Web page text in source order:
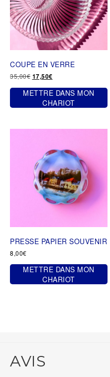
COUPE EN VERRE
35,00€ Le
initial
était :
35,00€.
17,50€Le
actuel
est :
17,50€.
METTRE DANS MON
CHARIOT
PRESSE PAPIER SOUVENIR
8,00€
METTRE DANS MON
CHARIOT
AVIS